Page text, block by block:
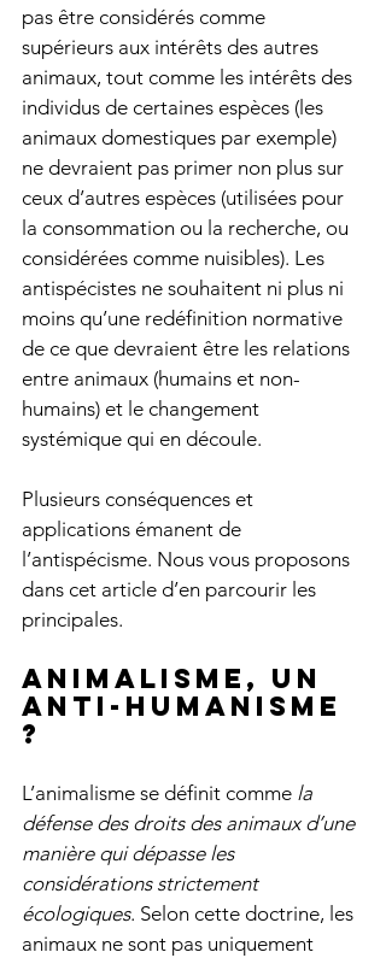
pas être considérés comme
supérieurs aux intérêts des autres
animaux, tout comme les intérêts des
individus de certaines espèces (les
animaux domestiques par exemple)
ne devraient pas primer non plus sur
ceux d’autres espèces (utilisées pour
la consommation ou la recherche, ou
considérées comme nuisibles). Les
antispécistes ne souhaitent ni plus ni
moins qu’une redéfinition normative
de ce que devraient être les relations
entre animaux (humains et non-
humains) et le changement
systémique qui en découle.
Plusieurs conséquences et
applications émanent de
l’antispécisme. Nous vous proposons
dans cet article d’en parcourir les
principales.
Animalisme, un
anti-humanisme
?
L’animalisme se définit comme la
défense des droits des animaux d’une
manière qui dépasse les
considérations strictement
écologiques. Selon cette doctrine, les
animaux ne sont pas uniquement